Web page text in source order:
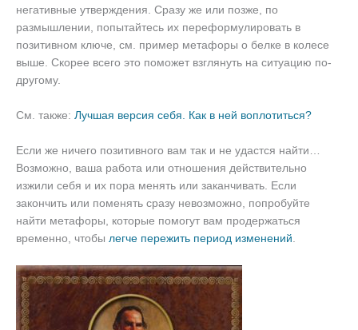
негативные утверждения. Сразу же или позже, по
размышлении, попытайтесь их переформулировать в
позитивном ключе, см. пример метафоры о белке в колесе
выше. Скорее всего это поможет взглянуть на ситуацию по-
другому.
См. также: Лучшая версия себя. Как в ней воплотиться?
Если же ничего позитивного вам так и не удастся найти…
Возможно, ваша работа или отношения действительно
изжили себя и их пора менять или заканчивать. Если
закончить или поменять сразу невозможно, попробуйте
найти метафоры, которые помогут вам продержаться
временно, чтобы легче пережить период изменений